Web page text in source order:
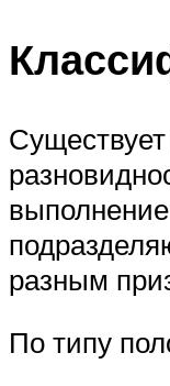
разным
По типу